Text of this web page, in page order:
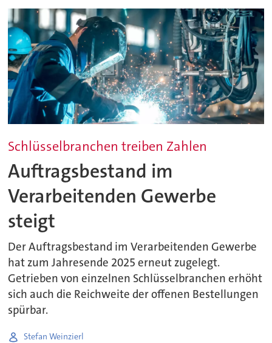
Schlüsselbranchen treiben Zahlen
Auftragsbestand im
Verarbeitenden Gewerbe
steigt
Der Auftragsbestand im Verarbeitenden Gewerbe
hat zum Jahresende 2025 erneut zugelegt.
Getrieben von einzelnen Schlüsselbranchen erhöht
sich auch die Reichweite der offenen Bestellungen
spürbar.
Stefan Weinzierl